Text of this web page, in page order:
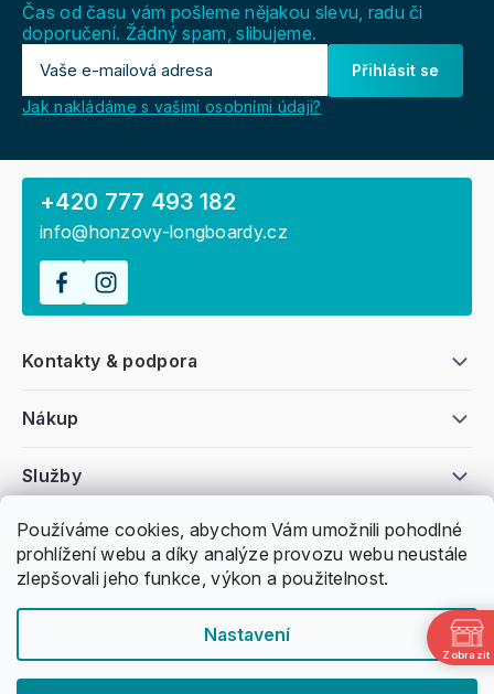
Používáme cookies, abychom Vám umožnili pohodlné
prohlížení webu a díky analýze provozu webu neustále
zlepšovali jeho funkce, výkon a použitelnost.
Nastavení
Čas od času vám pošleme nějakou slevu, radu či
doporučení. Žádný spam, slibujeme.
Přihlásit se
Jak nakládáme s vašimi osobními údaji?
Všeobecné informace
Nákup
Kontakty & podpora
Služby
+420 777 493 182
info@honzovy-longboardy.cz
Zobrazit